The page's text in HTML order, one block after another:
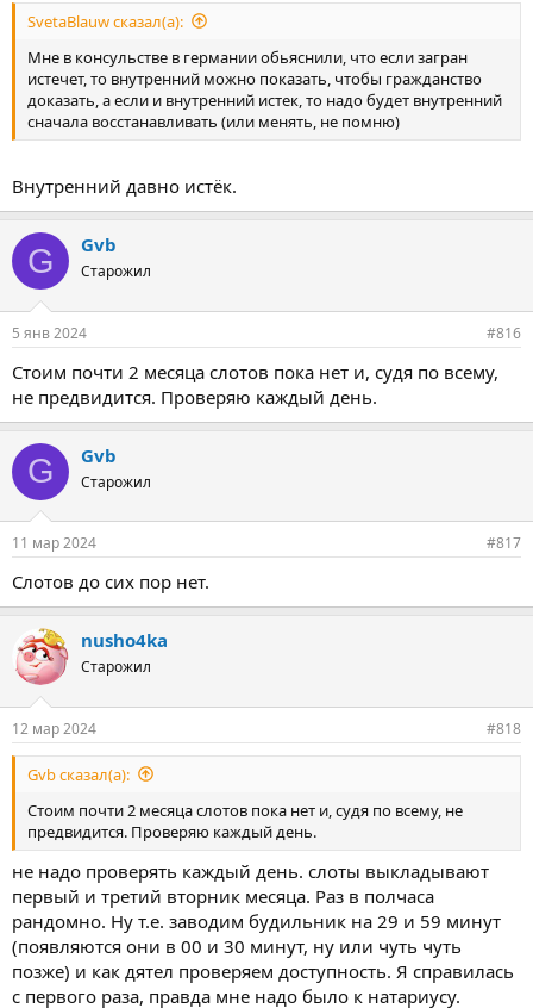
SvetaBlauw сказал(а):
Мне в консульстве в германии обьяснили, что если загран
истечет, то внутренний можно показать, чтобы гражданство
доказать, а если и внутренний истек, то надо будет внутренний
сначала восстанавливать (или менять, не помню)
Внутренний давно истёк.
G Gvb
Старожил
5 янв 2024 #816
Стоим почти 2 месяца слотов пока нет и, судя по всему,
не предвидится. Проверяю каждый день.
G Gvb
Старожил
11 мар 2024 #817
Слотов до сих пор нет.
nusho4ka
Старожил
12 мар 2024 #818
Gvb сказал(а):
Стоим почти 2 месяца слотов пока нет и, судя по всему, не
предвидится. Проверяю каждый день.
не надо проверять каждый день. слоты выкладывают
первый и третий вторник месяца. Раз в полчаса
рандомно. Ну т.е. заводим будильник на 29 и 59 минут
(появляются они в 00 и 30 минут, ну или чуть чуть
позже) и как дятел проверяем доступность. Я справилась
с первого раза, правда мне надо было к натариусу.